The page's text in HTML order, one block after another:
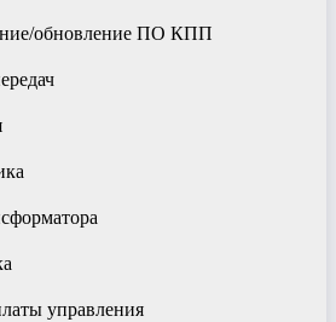
обновление ПО КПП
управления